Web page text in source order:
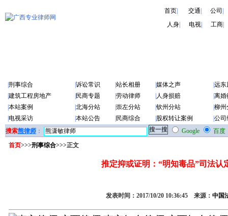
首页| 交通 公司
人身
电视 工商
刑事综合 诉讼常识 站长相册 媒体之声
远东
建筑工程房地产 民商专题 劳动律师 人身损赔
离婚
本站案例 北海分站 崇左分站 钦州分站
柳州
电视采访 本站公告 民商综合 股权转让案例
公司
搜索熊律师 ： Google
百度
首页>>>刑事综合>>>正文
推定抑或证明：“明知毒品”司法认
发表时间：2017/10/20 10:36:45 来源： 中国